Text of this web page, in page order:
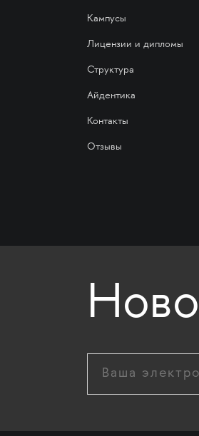
Кампусы
Лицензии и дипломы
Структура
Айдентика
Контакты
Отзывы